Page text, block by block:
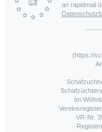
an rapidmail
(https://
Im
VR-Nr.